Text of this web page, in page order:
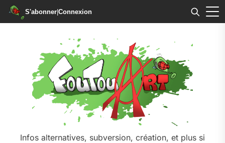
S'abonner|Connexion
Infos alternatives, subversion, création, et plus si